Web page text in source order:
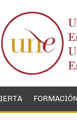
FORMACIÓN